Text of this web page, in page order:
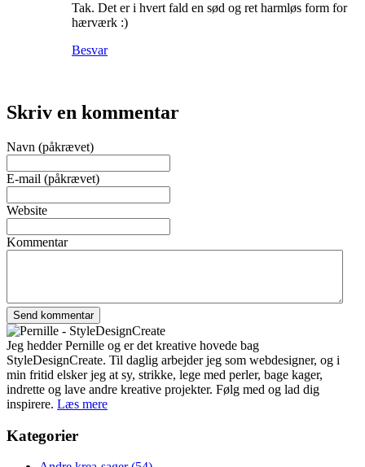
Tak. Det er i hvert fald en sød og ret harmløs form for
hærværk :)
Besvar
Skriv en kommentar
Navn (påkrævet)
E-mail (påkrævet)
Website
Kommentar
Jeg hedder Pernille og er det kreative hovede bag
StyleDesignCreate. Til daglig arbejder jeg som webdesigner, og i
min fritid elsker jeg at sy, strikke, lege med perler, bage kager,
indrette og lave andre kreative projekter. Følg med og lad dig
inspirere. Læs mere
Kategorier